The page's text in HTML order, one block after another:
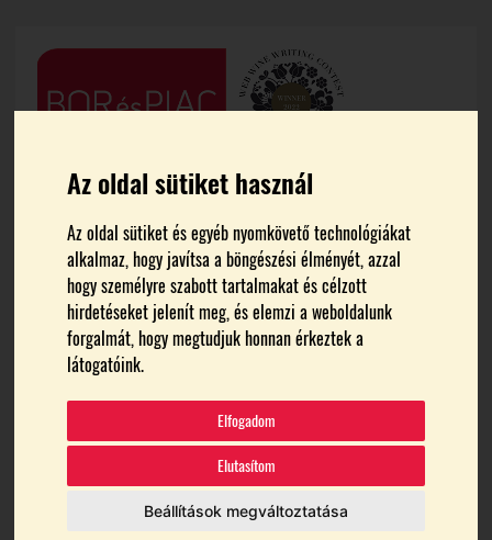
Az oldal sütiket használ
Az oldal sütiket és egyéb nyomkövető technológiákat
alkalmaz, hogy javítsa a böngészési élményét, azzal
hogy személyre szabott tartalmakat és célzott
hirdetéseket jelenít meg, és elemzi a weboldalunk
forgalmát, hogy megtudjuk honnan érkeztek a
látogatóink.
Elfogadom
Elutasítom
Beállítások megváltoztatása
FŐOLDAL KI KICSODA